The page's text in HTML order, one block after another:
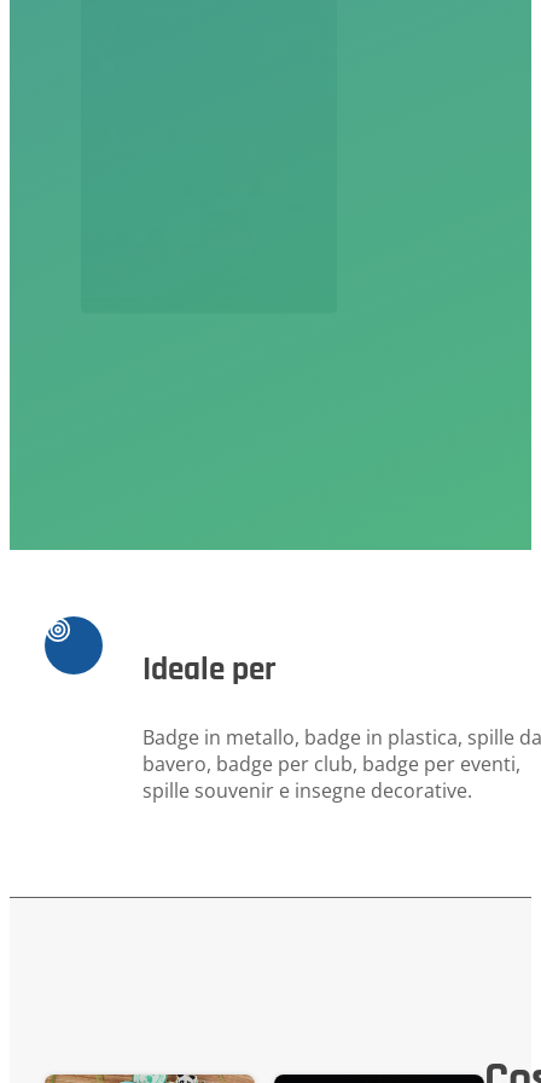
Ideale per
Badge in metallo, badge in plastica, spille
bavero, badge per club, badge per eventi,
spille souvenir e insegne decorative.